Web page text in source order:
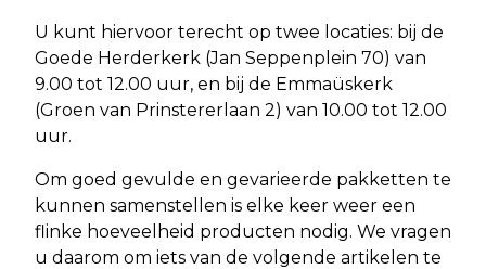
U kunt hiervoor terecht op twee locaties: bij de
Goede Herderkerk (Jan Seppenplein 70) van
9.00 tot 12.00 uur, en bij de Emmaüskerk
(Groen van Prinstererlaan 2) van 10.00 tot 12.00
uur.
Om goed gevulde en gevarieerde pakketten te
kunnen samenstellen is elke keer weer een
flinke hoeveelheid producten nodig. We vragen
u daarom om iets van de volgende artikelen te